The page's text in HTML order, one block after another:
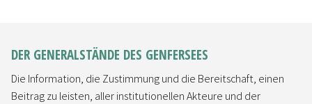
DER GENERALSTÄNDE DES GENFERSEES
Die Information, die Zustimmung und die Bereitschaft, einen
Beitrag zu leisten, aller institutionellen Akteure und der